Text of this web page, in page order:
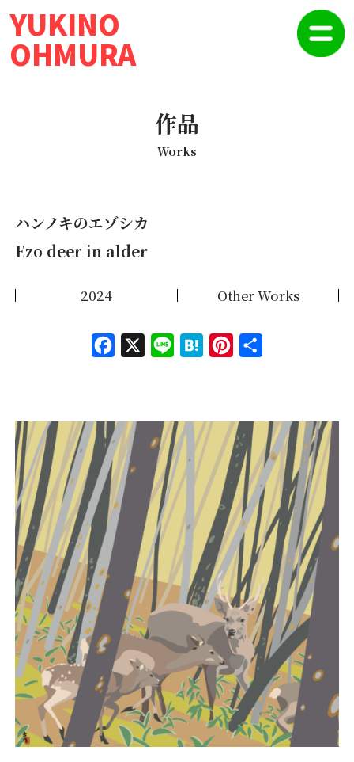
YUKINO
OHMURA
作品
Works
ハンノキのエゾシカ
Ezo deer in alder
2024 Other Works
Face
X Line
Hate
Pinte